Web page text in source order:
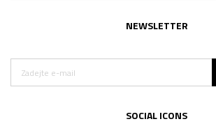
NEWSLETTER
SOCIAL ICONS